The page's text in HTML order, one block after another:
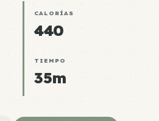
CALORÍAS
440
TIEMPO
35m